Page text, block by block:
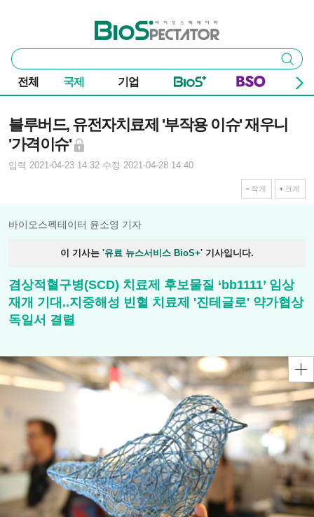
바이오스펙테이터
통
합
검
색
검색
전체 국제 기업
블루버드, 유전자치료제 '부작용 이슈' 재우니
'가격이슈'
입력 2021-04-23 14:32 수정 2021-04-28 14:40
작게 크게
바이오스펙테이터 윤소영 기자
이 기사는 '유료 뉴스서비스 BioS+' 기사입니다.
겸상적혈구병(SCD) 치료제 후보물질 ‘bb1111’ 임상
재개 기대..지중해성 빈혈 치료제 '진테글로' 약가협상
독일서 결렬